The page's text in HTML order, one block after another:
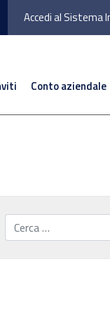
Accedi al Sistema
Conto aziendale
Cerca...